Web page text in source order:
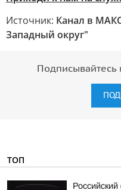
Источник: Канал в
Западный округ"
ТОП